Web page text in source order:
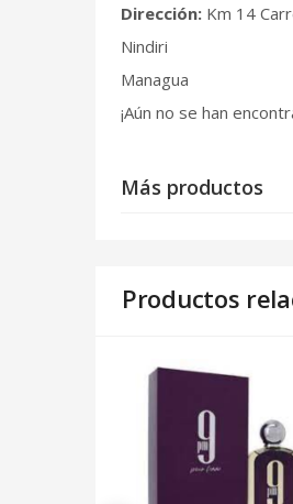
Dirección: Km 14
Nindiri
Managua
¡Aún no se han
Más productos
Productos